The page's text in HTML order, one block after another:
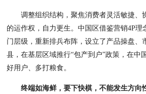
调整组织结构，聚焦消费者灵活敏捷、
的运作权，自力更生。中国区借鉴营销4P
门层级，重新排兵布阵，设立了产品操盘、
县，在基层区域推行“包产到户”政策，在中
好用户、多打粮食。
终端如海鲜，要下快棋，不能发生方向